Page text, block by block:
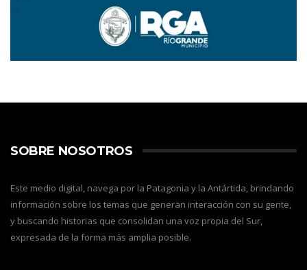
SOBRE NOSOTROS
Este medio digital, navega por la Patagonia y la Antártida, brindando
información sobre los temas que generan interacción con su gente,
y buscando historias que consolidan una voz propia del Sur,
expresada de la forma más amplia posible.